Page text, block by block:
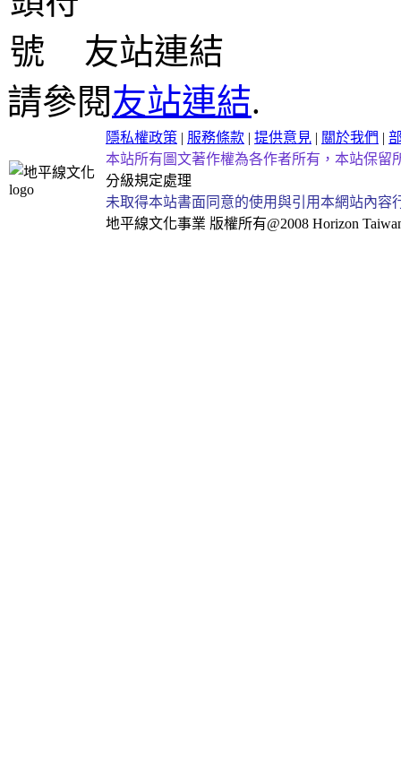
友站連結
請參閱友站連結.
隱私權政策 | 服務條款 | 提供意見 | 關於我們 |
本站所有圖文著作權為各作者所有，本站保留
分級規定處理
未取得本站書面同意的使用與引用本網站內
地平線文化事業 版權所有@2008 Horizon